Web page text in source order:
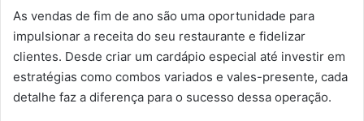
As vendas de fim de ano são uma oportunidade para
impulsionar a receita do seu restaurante e fidelizar
clientes. Desde criar um cardápio especial até investir em
estratégias como combos variados e vales-presente, cada
detalhe faz a diferença para o sucesso dessa operação.